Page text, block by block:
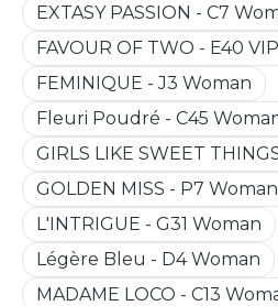
EXTASY PASSION - C7
FAVOUR OF TWO - E40
FEMINIQUE - J3 Woman
Fleuri Poudré - C45
GIRLS LIKE SWEET
GOLDEN MISS - P7 Woman
L'INTRIGUE - G31 Woman
Légère Bleu - D4 Woman
MADAME LOCO - C13